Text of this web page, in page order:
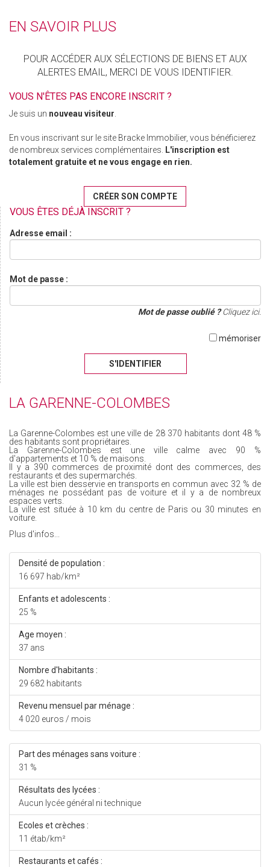
EN SAVOIR PLUS
POUR ACCÉDER AUX SÉLECTIONS DE BIENS ET AUX
ALERTES EMAIL, MERCI DE VOUS IDENTIFIER.
VOUS N'ÊTES PAS ENCORE INSCRIT ?
Je suis un nouveau visiteur.
En vous inscrivant sur le site Bracke Immobilier, vous bénéficierez
de nombreux services complémentaires. L'inscription est
totalement gratuite et ne vous engage en rien.
CRÉER SON COMPTE
VOUS ÊTES DÉJÀ INSCRIT ?
Adresse email :
Mot de passe :
Mot de passe oublié ?Cliquez ici.
mémoriser
S'IDENTIFIER
LA GARENNE-COLOMBES
La Garenne-Colombes est une ville de 28 370 habitants dont 48 %
des habitants sont propriétaires.
La Garenne-Colombes est une ville calme avec 90 %
d'appartements et 10 % de maisons.
Il y a 390 commerces de proximité dont des commerces, des
restaurants et des supermarchés.
La ville est bien desservie en transports en commun avec 32 % de
ménages ne possédant pas de voiture et il y a de nombreux
espaces verts.
La ville est située à 10 km du centre de Paris ou 30 minutes en
voiture.
Plus d'infos...
Densité de population :
16 697 hab/km²
Enfants et adolescents :
25 %
Age moyen :
37 ans
Nombre d'habitants :
29 682 habitants
Revenu mensuel par ménage :
4 020 euros / mois
Part des ménages sans voiture :
31 %
Résultats des lycées :
Aucun lycée général ni technique
Ecoles et crèches :
11 étab/km²
Restaurants et cafés :